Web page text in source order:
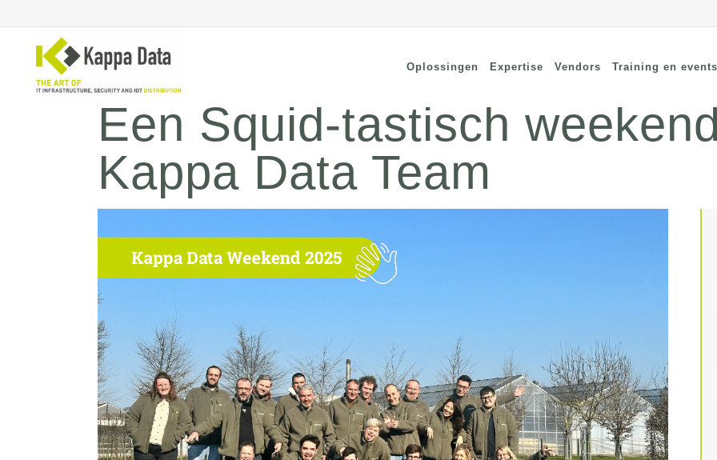
Oplossingen
WiFi
Switching
Routing
Secure Remote Connectivity
Endpoint Security
Cloud Security
Wi-Fi / Bluetooth
Expertise Vendors Training en events
Een Squid-tastisch
Kappa Data Team